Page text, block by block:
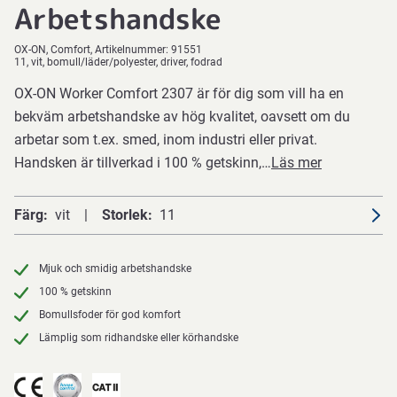
Arbetshandske
OX-ON Comfort Artikelnummer: 91551
11, vit, bomull/läder/polyester, driver, fodrad
OX-ON Worker Comfort 2307 är för dig som vill ha en
bekväm arbetshandske av hög kvalitet, oavsett om du
arbetar som t.ex. smed, inom industri eller privat.
Handsken är tillverkad i 100 % getskinn,…Läs mer
Färg vit Storlek 11
Mjuk och smidig arbetshandske
100 % getskinn
Bomullsfoder för god komfort
Lämplig som ridhandske eller körhandske